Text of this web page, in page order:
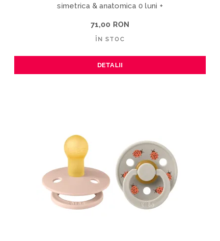
simetrica & anatomica 0 luni +
71,00 RON
ÎN STOC
DETALII